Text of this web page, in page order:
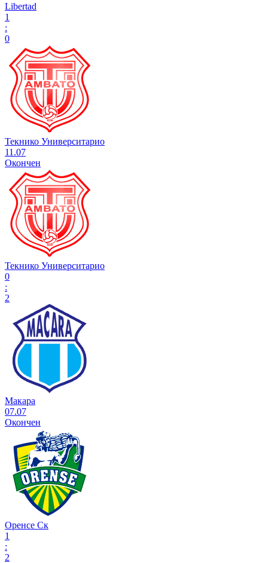
Libertad
1
:
0
Текнико Университарио
11.07
Окончен
Текнико Университарио
0
:
2
Макара
07.07
Окончен
Оренсе Ск
1
:
2